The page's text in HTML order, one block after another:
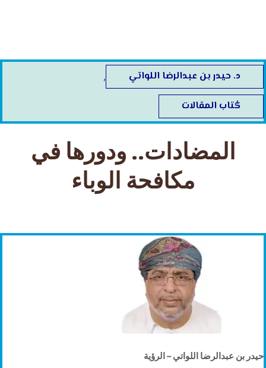
د. حيدر بن عبدالرضا اللواتي ,
كُتاب المقالات
المضادات.. ودورها في
مكافحة الوباء
حيدر بن عبدالرضا اللواتي – الرؤية